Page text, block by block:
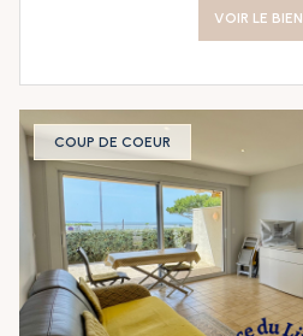
VOIR LE BIEN
COUP DE COEUR